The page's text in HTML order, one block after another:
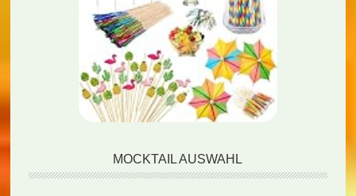
MOCKTAIL AUSWAHL